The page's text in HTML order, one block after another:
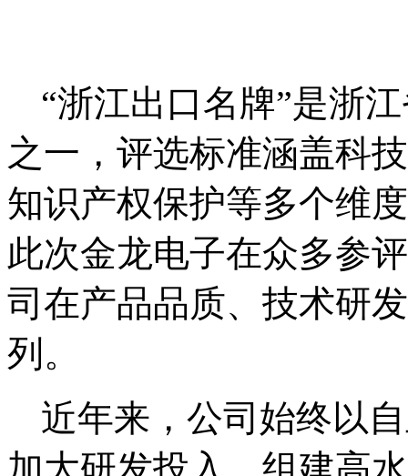
“浙江出口名牌”是浙
之一，评选标准涵盖科
知识产权保护等多个维
此次金龙电子在众多参
司在产品品质、技术研
列。
近年来，公司始终以
加大研发投入，组建高